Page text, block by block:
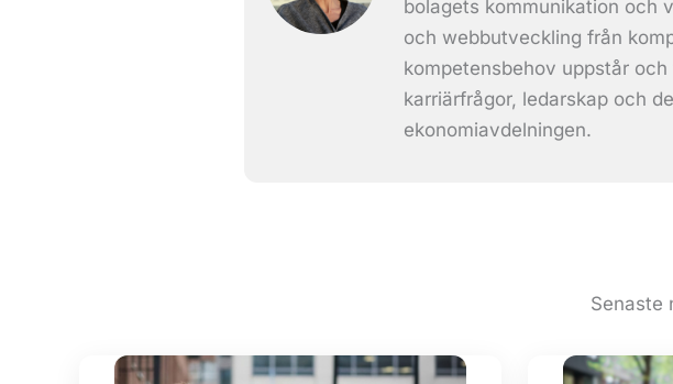
bolagets kommunikation och
och webbutveckling från
kompetensbehov uppstår
karriärfrågor, ledarskap och
ekonomiavdelningen.
Senaste